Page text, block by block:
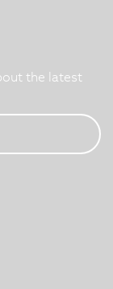
the latest